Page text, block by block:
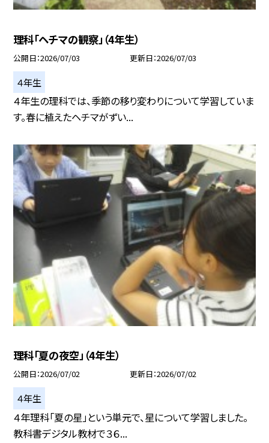
理科「ヘチマの観察」（4年生）
公開日 2026/07/03 更新日 2026/07/03
４年生
４年生の理科では、季節の移り変わりについて学習していま
す。春に植えたヘチマがずい...
理科「夏の夜空」（4年生）
公開日 2026/07/02 更新日 2026/07/02
４年生
４年理科「夏の星」という単元で、星について学習しました。
教科書デジタル教材で３６...